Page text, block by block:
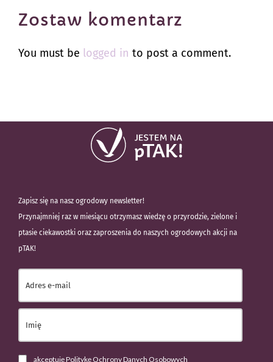
Zostaw komentarz
You must be logged in to post a comment.
Zapisz się na nasz ogrodowy newsletter!
Przynajmniej raz w miesiącu otrzymasz wiedzę o przyrodzie, zielone i
ptasie ciekawostki oraz zaproszenia do naszych ogrodowych akcji na
pTAK!
akceptuję Politykę Ochrony Danych Osobowych